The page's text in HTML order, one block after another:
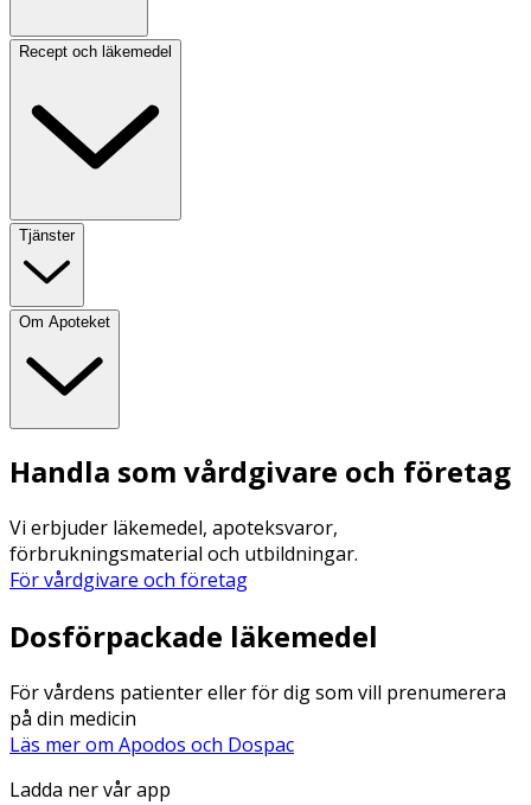
Recept och läkemedel
Tjänster
Om Apoteket
Handla som vårdgivare och företag
Vi erbjuder läkemedel, apoteksvaror,
förbrukningsmaterial och utbildningar.
För vårdgivare och företag
Dosförpackade läkemedel
För vårdens patienter eller för dig som vill prenumerera
på din medicin
Läs mer om Apodos och Dospac
Ladda ner vår app